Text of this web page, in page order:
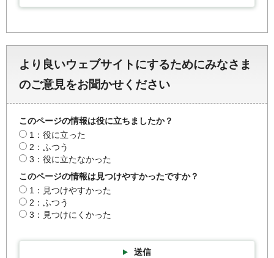
より良いウェブサイトにするためにみなさま
のご意見をお聞かせください
このページの情報は役に立ちましたか？
1：役に立った
2：ふつう
3：役に立たなかった
このページの情報は見つけやすかったですか？
1：見つけやすかった
2：ふつう
3：見つけにくかった
送信